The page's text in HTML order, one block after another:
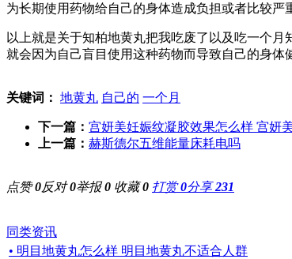
为长期使用药物给自己的身体造成负担或者比较严
以上就是关于知柏地黄丸把我吃废了以及吃一个
就会因为自己盲目使用这种药物而导致自己的身体
关键词： 地黄丸 自己的 一个月
下一篇： 宫妍美妊娠纹凝胶效果怎么样 宫妍
上一篇： 赫斯德尔五维能量床耗电吗
点赞0反对0举报0 收藏0 打赏0分享231
同类资讯
• 明目地黄丸怎么样 明目地黄丸不适合人群